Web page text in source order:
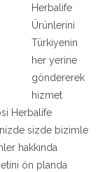
Herbalife
Ürünlerini
Türkiyenin
her yerine
göndererek
hizmet
Herbalife
sizde bizimle
hakkında
ön planda